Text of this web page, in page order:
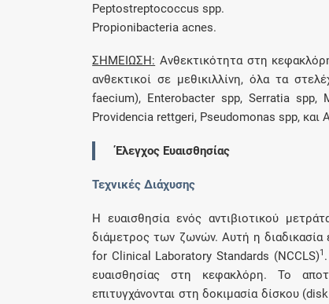
Peptostreptococcus spp.
Propionibacteria acnes.
ΣΗΜΕΙΩΣΗ: Ανθεκτικότητα στη
ανθεκτικοί σε μεθικιλλίνη, όλα τα
faecium), Εnterobacter spp, Serratia spp,
Providencia rettgeri, Pseudomonas spp, και
Έλεγχος Ευαισθησίας
Τεχνικές Διάχυσης
Η ευαισθησία ενός αντιβιοτικού
διάμετρος των ζωνών. Αυτή η
for Clinical Laboratory Standards (NCCLS)1
ευαισθησίας στη κεφακλόρη. Το
επιτυγχάνονται στη δοκιμασία δίσκου